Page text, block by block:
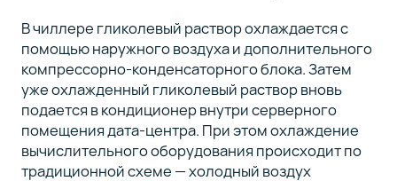
В чиллере гликолевый раствор охлаждается с
помощью наружного воздуха и дополнительного
компрессорно-конденсаторного блока. Затем
уже охлажденный гликолевый раствор вновь
подается в кондиционер внутри серверного
помещения дата-центра. При этом охлаждение
вычислительного оборудования происходит по
традиционной схеме — холодный воздух